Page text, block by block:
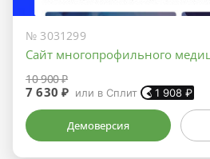
№ 3031299
Сайт многопрофильного
10 900 ₽
7 630 ₽ или в Сплит 1 908 ₽
Демоверсия